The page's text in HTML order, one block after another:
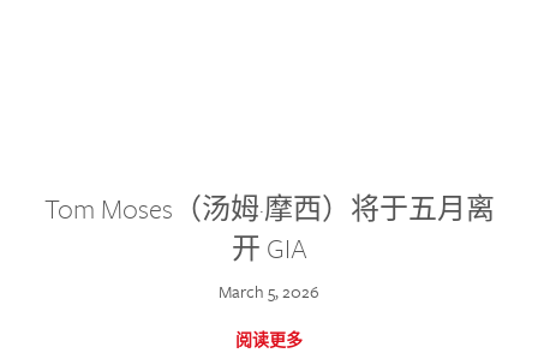
Tom Moses（汤姆·摩西）将于五月离
开 GIA
March 5, 2026
阅读更多